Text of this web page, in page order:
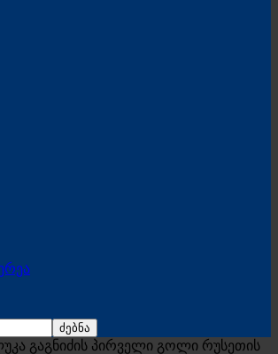
გაგნიძის პირველი გოლი რუსეთის